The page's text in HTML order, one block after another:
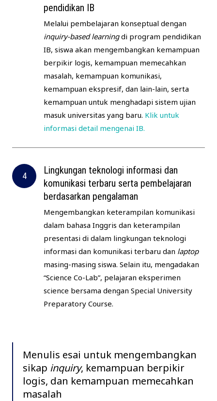
pendidikan IB
Melalui pembelajaran konseptual dengan
inquiry-based learningdi program pendidikan
IB, siswa akan mengembangkan kemampuan
berpikir logis, kemampuan memecahkan
masalah, kemampuan komunikasi,
kemampuan ekspresif, dan lain-lain, serta
kemampuan untuk menghadapi sistem ujian
masuk universitas yang baru. Klik untuk
informasi detail mengenai IB.
Lingkungan teknologi informasi dan
komunikasi terbaru serta pembelajaran
berdasarkan pengalaman
Mengembangkan keterampilan komunikasi
dalam bahasa Inggris dan keterampilan
presentasi di dalam lingkungan teknologi
informasi dan komunikasi terbaru dan laptop
masing-masing siswa. Selain itu, mengadakan
“Science Co-Lab”, pelajaran eksperimen
science bersama dengan Special University
Preparatory Course.
Menulis esai untuk mengembangkan
sikap inquiry, kemampuan berpikir
logis, dan kemampuan memecahkan
masalah